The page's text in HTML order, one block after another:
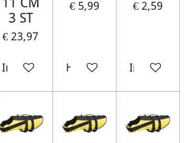
hoogte
3 ST
€ 23,97
In winkelwagen
€ 5,99
Houd mij op de hoogte
€ 2,59
In